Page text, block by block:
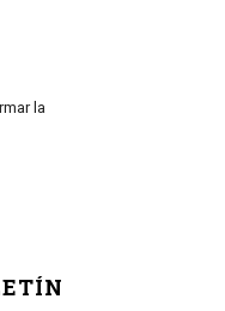
la